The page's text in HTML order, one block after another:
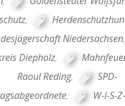
,
Niedersachsen,
Diepholz,
Raoul Reding,
SPD-
, W-I-S-